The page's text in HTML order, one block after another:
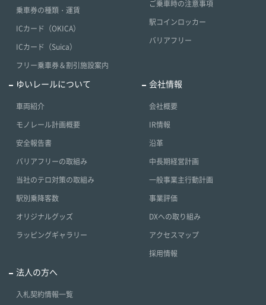
乗車券の種類・運賃
ICカード（OKICA）
ICカード（Suica）
フリー乗車券＆割引施設案内
ご乗車時の注意事項
駅コインロッカー
バリアフリー
ゆいレールについて
車両紹介
モノレール計画概要
安全報告書
バリアフリーの取組み
当社のテロ対策の取組み
駅別乗降客数
オリジナルグッズ
ラッピングギャラリー
会社情報
会社概要
IR情報
沿革
中長期経営計画
一般事業主行動計画
事業評価
DXへの取り組み
アクセスマップ
採用情報
法人の方へ
入札契約情報一覧